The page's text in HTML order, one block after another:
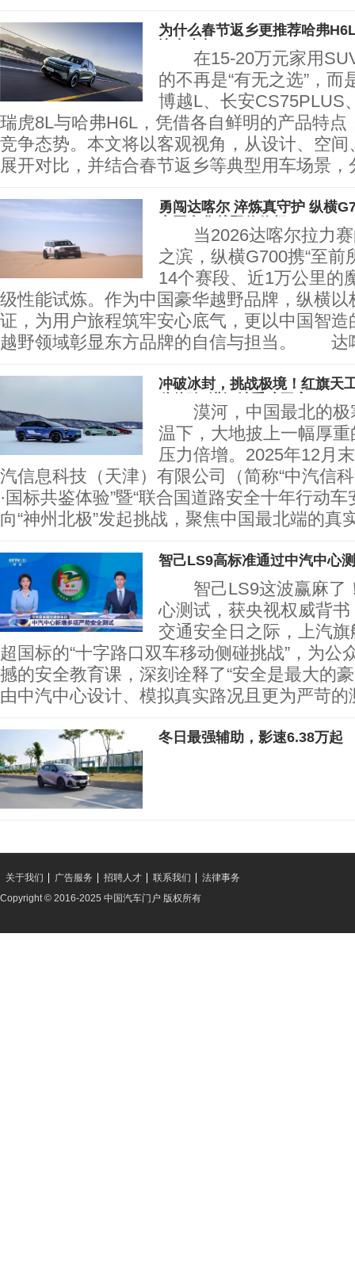
为什么春节返乡更推荐哈弗
比出真相
在15-20万元家用
的不再是“有无之选”，而
博越L、长安CS75PLUS
瑞虎8L与哈弗H6L，凭借各自鲜明的产品特点
竞争态势。本文将以客观视角，从设计、空
展开对比，并结合春节返乡等典型用车场景，
勇闯达喀尔 淬炼真守护 纵横
中国豪华越野价值标
当2026达喀尔拉力赛
之滨，纵横G700携“至前
14个赛段、近1万公里的
级性能试炼。作为中国豪华越野品牌，纵横
证，为用户旅程筑牢安心底气，更以中国智
越野领域彰显东方品牌的自信与担当。 达
冲破冰封，挑战极境！红旗天
鉴体验”漠河站重磅开启
漠河，中国最北的极
温下，大地披上一幅厚
压力倍增。2025年12月
汽信息科技（天津）有限公司（简称“中汽信
·国标共鉴体验”暨“联合国道路安全十年行动车
向“神州北极”发起挑战，聚焦中国最北端的真
智己LS9高标准通过中汽中心
智己LS9这波赢麻了
心测试，获央视权威
交通安全日之际，上汽
超国标的“十字路口双车移动侧碰挑战”，为公
撼的安全教育课，深刻诠释了“安全是最大的
由中汽中心设计、模拟真实路况且更为严苛
冬日最强辅助，影速6.38万起
法律事务
联系我们
招聘人才
广告服务
关于我们
Copyright © 2016-2025 中国汽车门户 版权所有